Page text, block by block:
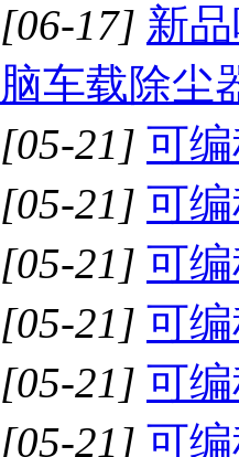
[06-17] 新
脑车载除尘
[05-21] 可
[05-21] 可
[05-21] 可
[05-21] 可
[05-21] 可
[05-21] 可